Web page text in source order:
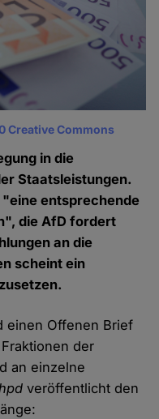
Creative Commons
in die
Staatsleistungen.
"eine entsprechende
die AfD fordert
an die
scheint ein
einen Offenen Brief
der
an einzelne
veröffentlicht den